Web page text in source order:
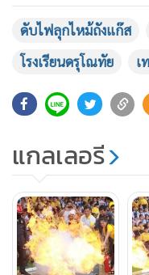
นายไตรภพ รำนา เจ้าพ
นครตรัง มีความพร้อมใ
ทีมวิทยากรที่ออกไปให้ค
ประชาชน ซึ่งการที่โรง
กรณีเกิดไฟไหม้ในอาคา
เป็นเรื่องที่ดีมาก เพราะ
ได้อย่างทันท่วงที
ดับไฟลุกไหม้ถังแก๊ส
โรงเรียนดรุโณทัย
เ
แกลเลอรี